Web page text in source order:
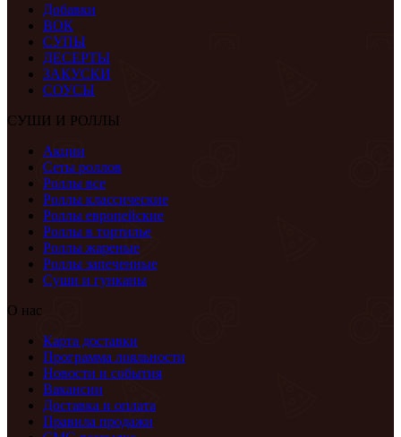
Добавки
ВОК
СУПЫ
ДЕСЕРТЫ
ЗАКУСКИ
СОУСЫ
СУШИ И РОЛЛЫ
Акции
Сеты роллов
Роллы все
Роллы классические
Роллы европейские
Роллы в тортилье
Роллы жареные
Роллы запеченные
Суши и гунканы
О нас
Карта доставки
Программа лояльности
Новости и события
Вакансии
Доставка и оплата
Правила продажи